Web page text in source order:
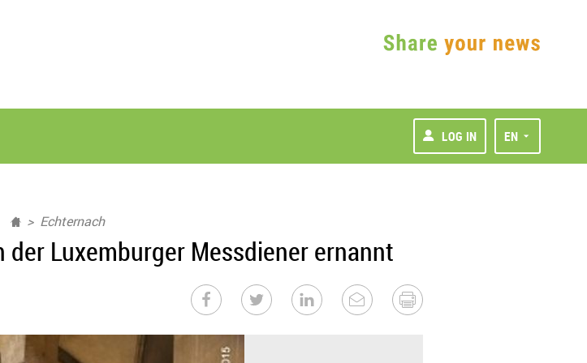
LOG IN EN
Echternach
Luxemburger Messdiener ernannt